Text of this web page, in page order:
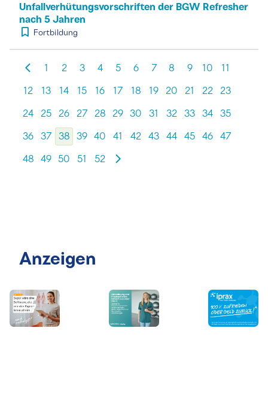
Unfallverhütungsvorschriften der BGW Refresher
nach 5 Jahren
Fortbildung
1 2 3 4 5 6 7 8 9 10 11
12 13 14 15 16 17 18 19 20 21 22 23
24 25 26 27 28 29 30 31 32 33 34 35
36 37 38 39 40 41 42 43 44 45 46 47
48 49 50 51 52
Anzeigen